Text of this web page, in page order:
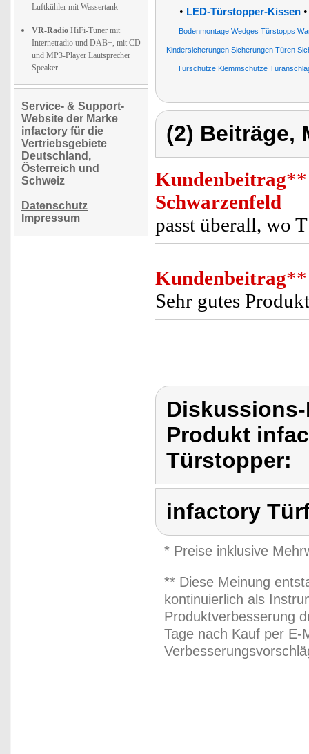
Luftkühler mit Wassertank
VR-Radio HiFi-Tuner mit
Internetradio und DAB+, mit CD-
und MP3-Player Lautsprecher
Speaker
Service- & Support-
Website der Marke
infactory für die
Vertriebsgebiete
Deutschland,
Österreich und
Schweiz
Datenschutz
Impressum
• LED-Türstopper-Kissen
Bodenmontage Wedges Türstopps
Kindersicherungen Sicherungen Türen
Türschutze Klemmschutze
(2) Beiträge,
Kundenbeitrag**
Schwarzenfeld
passt überall, wo
Kundenbeitrag**
Sehr gutes
Produkt
Türstopper:
infactory
* Preise inklusive
** Diese Meinung
kontinuierlich als
Produktverbesserung
Tage nach Kauf per E-